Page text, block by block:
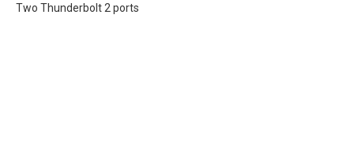
Two Thunderbolt 2 ports